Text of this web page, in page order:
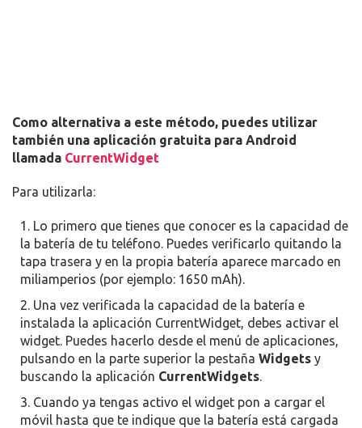
Como alternativa a este método, puedes utilizar
también una aplicación gratuita para Android
llamada CurrentWidget
Para utilizarla:
Lo primero que tienes que conocer es la capacidad de
la batería de tu teléfono. Puedes verificarlo quitando la
tapa trasera y en la propia batería aparece marcado en
miliamperios (por ejemplo: 1650 mAh).
Una vez verificada la capacidad de la batería e
instalada la aplicación CurrentWidget, debes activar el
widget. Puedes hacerlo desde el menú de aplicaciones,
pulsando en la parte superior la pestaña Widgets y
buscando la aplicación CurrentWidgets.
Cuando ya tengas activo el widget pon a cargar el
móvil hasta que te indique que la batería está cargada